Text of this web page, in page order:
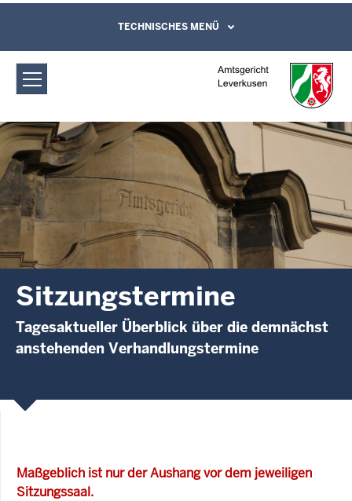
Amtsgericht Leverkusen:
Sitzungstermine
Direkt zum Inhalt
Leichte Sprache, Gebärdensprachenvideo
und Kontaktformular
TECHNISCHES MENÜ
Sitzungstermine
Tagesaktueller Überblick über die demnächst
anstehenden Verhandlungstermine
Maßgeblich ist nur der Aushang vor dem jeweiligen
Sitzungssaal.